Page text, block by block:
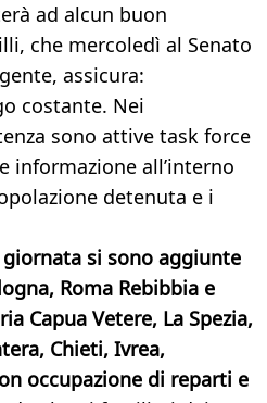
ad alcun buon
che mercoledì al Senato
assicura:
costante. Nei
sono attive task force
informazione all’interno
detenuta e i
si sono aggiunte
Roma Rebibbia e
Capua Vetere, La Spezia,
Chieti, Ivrea,
occupazione di reparti e